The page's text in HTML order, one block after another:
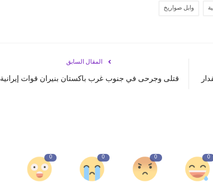
وابل صواريخ
المقال السابق
قتلى وجرحى في جنوب غرب باكستان بنيران قوات إيرانية
0
0
0
0